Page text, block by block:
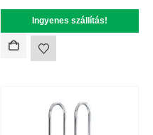
Ingyenes szállítás!